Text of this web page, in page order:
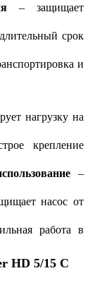
– защищает
срок
и
нагрузку на
крепление
–
насос от
работа в
HD 5/15 C